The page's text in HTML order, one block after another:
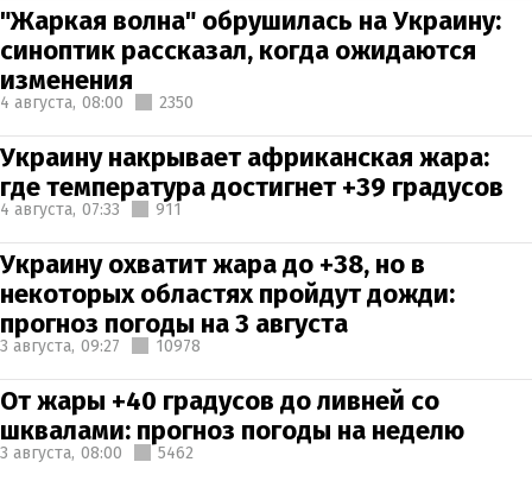
"Жаркая волна" обрушилась на Украину:
синоптик рассказал, когда ожидаются
изменения
4 августа, 08:00 2350
Украину накрывает африканская жара:
где температура достигнет +39 градусов
4 августа, 07:33 911
Украину охватит жара до +38, но в
некоторых областях пройдут дожди:
прогноз погоды на 3 августа
3 августа, 09:27 10978
От жары +40 градусов до ливней со
шквалами: прогноз погоды на неделю
3 августа, 08:00 5462